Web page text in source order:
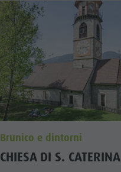
aria.poi_location_prefix
Brunico e dintorni
CHIESA DI S. CATERINA